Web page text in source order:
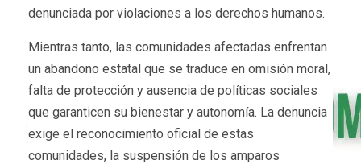
denunciada por violaciones a los derechos humanos.
Mientras tanto, las comunidades afectadas enfrentan
un abandono estatal que se traduce en omisión moral,
falta de protección y ausencia de políticas sociales
que garanticen su bienestar y autonomía. La denuncia
exige el reconocimiento oficial de estas
comunidades, la suspensión de los amparos